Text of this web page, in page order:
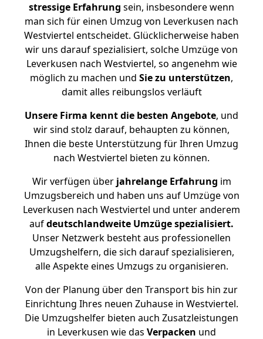
stressige Erfahrung sein, insbesondere wenn
man sich für einen Umzug von Leverkusen nach
Westviertel entscheidet. Glücklicherweise haben
wir uns darauf spezialisiert, solche Umzüge von
Leverkusen nach Westviertel, so angenehm wie
möglich zu machen und Sie zu unterstützen,
damit alles reibungslos verläuft
Unsere Firma kennt die besten Angebote, und
wir sind stolz darauf, behaupten zu können,
Ihnen die beste Unterstützung für Ihren Umzug
nach Westviertel bieten zu können.
Wir verfügen überjahrelange Erfahrung im
Umzugsbereich und haben uns auf Umzüge von
Leverkusen nach Westviertel und unter anderem
aufdeutschlandweite Umzüge spezialisiert.
Unser Netzwerk besteht aus professionellen
Umzugshelfern, die sich darauf spezialisieren,
alle Aspekte eines Umzugs zu organisieren.
Von der Planung über den Transport bis hin zur
Einrichtung Ihres neuen Zuhause in Westviertel.
Die Umzugshelfer bieten auch Zusatzleistungen
in Leverkusen wie das Verpacken und